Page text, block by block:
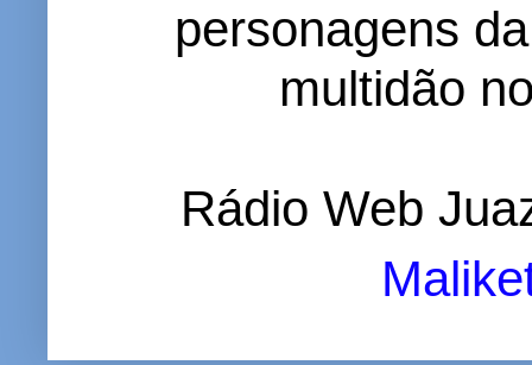
personagens
multidão
Rádio Web